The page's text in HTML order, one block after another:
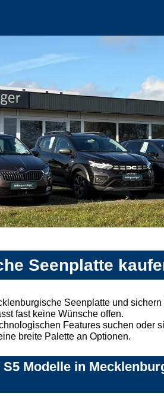
Seenplatte
Seenplatte und
fast keine Wünsche offen.
Features suchen oder
breite Palette an Optionen.
Modelle in